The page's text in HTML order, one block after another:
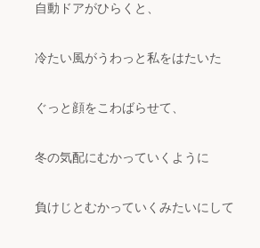
自動ドアがひらくと、
冷たい風がうわっと私をはたいた
ぐっと顔をこわばらせて、
冬の気配にむかっていくように
負けじとむかっていくみたいにして